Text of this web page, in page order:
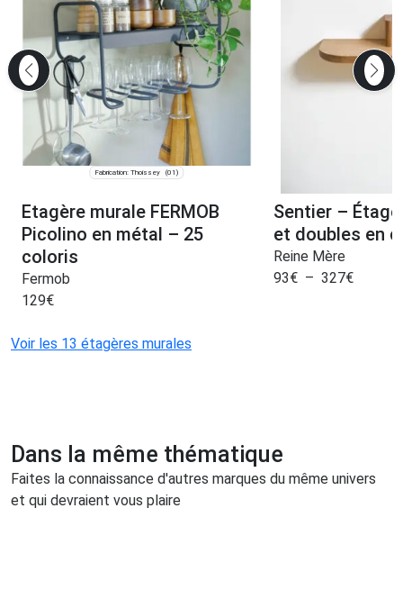
Fabrication: Thoissey (01)
Etagère murale FERMOB
Picolino en métal – 25
coloris
Fermob
129€
Sentier –
et doubles en
Reine Mère
93€ – 327€
Voir les 13 étagères murales
Dans la même thématique
Faites la connaissance d'autres marques du même univers
et qui devraient vous plaire